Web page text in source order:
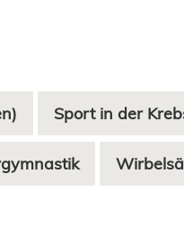
Sport in der